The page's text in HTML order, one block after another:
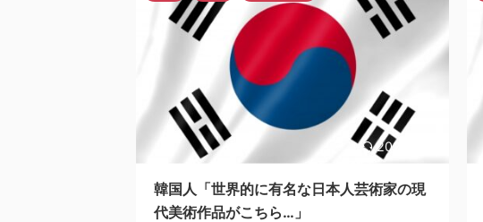
2023/11/4
韓国人「世界的に有名な日本人芸術家の現
代美術作品がこちら…」